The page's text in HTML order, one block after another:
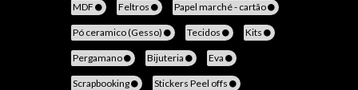
MDF Feltros Papel marché - cartão
Pó ceramico (Gesso) Tecidos Kits
Pergamano Bijuteria Eva
Scrapbooking Stickers Peel offs